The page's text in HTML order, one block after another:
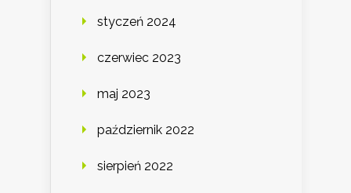
styczeń 2024
czerwiec 2023
maj 2023
październik 2022
sierpień 2022